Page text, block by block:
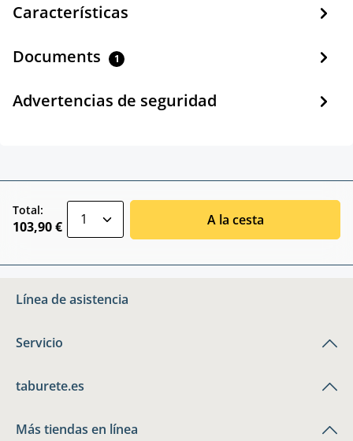
Características
Documents 1
Advertencias de seguridad
Total:
103,90 € A la cesta
Línea de asistencia
Servicio
taburete.es
Más tiendas en línea